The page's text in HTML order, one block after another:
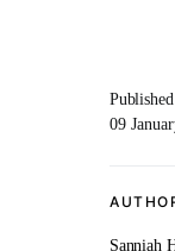
09
Sanniah